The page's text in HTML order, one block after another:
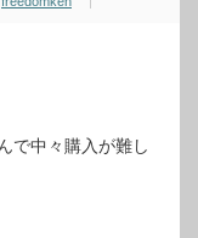
で中々購入が難し